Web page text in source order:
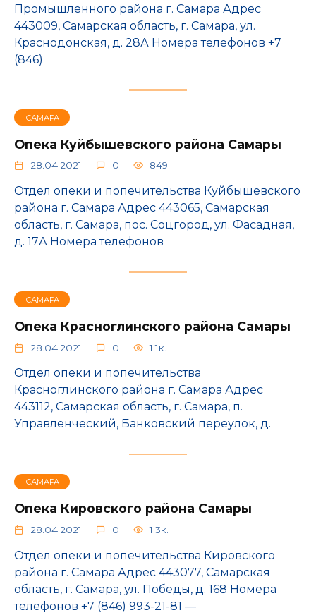
Промышленного района г. Самара Адрес
443009, Самарская область, г. Самара, ул.
Краснодонская, д. 28А Номера телефонов +7
(846)
САМАРА
Опека Куйбышевского района Самары
28.04.2021 0 849
Отдел опеки и попечительства Куйбышевского
района г. Самара Адрес 443065, Самарская
область, г. Самара, пос. Соцгород, ул. Фасадная,
д. 17А Номера телефонов
САМАРА
Опека Красноглинского района Самары
28.04.2021 0 1.1к.
Отдел опеки и попечительства
Красноглинского района г. Самара Адрес
443112, Самарская область, г. Самара, п.
Управленческий, Банковский переулок, д.
САМАРА
Опека Кировского района Самары
28.04.2021 0 1.3к.
Отдел опеки и попечительства Кировского
района г. Самара Адрес 443077, Самарская
область, г. Самара, ул. Победы, д. 168 Номера
телефонов +7 (846) 993-21-81 —